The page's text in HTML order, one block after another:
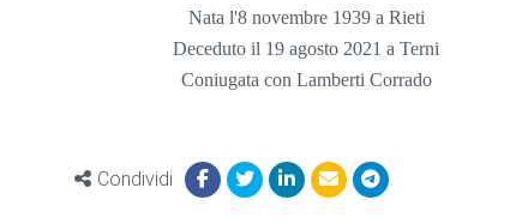
Nata l'8 novembre 1939 a Rieti
Deceduto il 19 agosto 2021 a Terni
Coniugata con Lamberti Corrado
Condividi